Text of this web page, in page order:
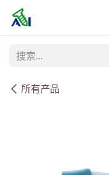
跳至内容
所有产品